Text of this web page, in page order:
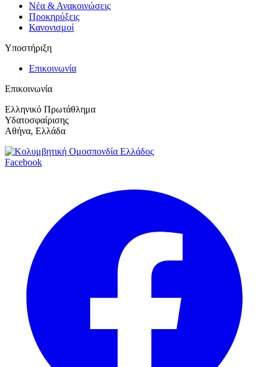
Νέα & Ανακοινώσεις
Προκηρύξεις
Κανονισμοί
Υποστήριξη
Επικοινωνία
Επικοινωνία
Ελληνικό Πρωτάθλημα
Υδατοσφαίρισης
Αθήνα, Ελλάδα
Facebook